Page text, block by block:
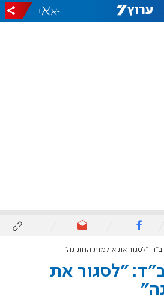
-
+
"לסגור את אולמות החתונה"
"לסגור את